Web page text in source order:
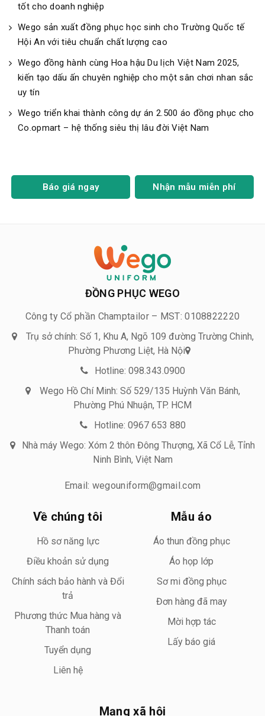
tốt cho doanh nghiệp
Wego sản xuất đồng phục học sinh cho Trường Quốc tế
Hội An với tiêu chuẩn chất lượng cao
Wego đồng hành cùng Hoa hậu Du lịch Việt Nam 2025,
kiến tạo dấu ấn chuyên nghiệp cho một sân chơi nhan sắc
uy tín
Wego triển khai thành công dự án 2.500 áo đồng phục cho
Co.opmart – hệ thống siêu thị lâu đời Việt Nam
Báo giá ngay Nhận mẫu miễn phí
ĐỒNG PHỤC WEGO
Công ty Cổ phần Champtailor – MST: 0108822220
Trụ sở chính: Số 1, Khu A, Ngõ 109 đường Trường Chinh,
Phường Phương Liệt, Hà Nội
Hotline: 098.343.0900
Wego Hồ Chí Minh: Số 529/135 Huỳnh Văn Bánh,
Phường Phú Nhuận, TP. HCM
Hotline: 0967 653 880
Nhà máy Wego: Xóm 2 thôn Đông Thượng, Xã Cổ Lễ, Tỉnh
Ninh Bình, Việt Nam
Email: wegouniform@gmail.com
Về chúng tôi
Hồ sơ năng lực
Điều khoản sử dụng
Chính sách bảo hành và Đổi
trả
Phương thức Mua hàng và
Thanh toán
Tuyển dụng
Liên hệ
Mẫu áo
Áo thun đồng phục
Áo họp lớp
Sơ mi đồng phục
Đơn hàng đã may
Mời hợp tác
Lấy báo giá
Mạng xã hội